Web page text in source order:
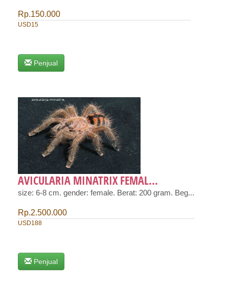
Rp.150.000
USD15
Penjual
AVICULARIA MINATRIX FEMAL...
size: 6-8 cm. gender: female. Berat: 200 gram. Beg...
Rp.2.500.000
USD188
Penjual